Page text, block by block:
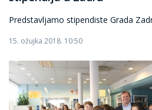
Predstavljamo stipendiste Grada
15. ožujka 2018. 10:50